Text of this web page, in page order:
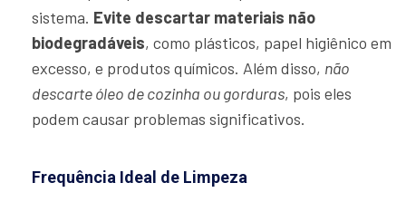
sistema. Evite descartar materiais não
biodegradáveis, como plásticos, papel higiênico em
excesso, e produtos químicos. Além disso, não
descarte óleo de cozinha ou gorduras, pois eles
podem causar problemas significativos.
Frequência Ideal de Limpeza